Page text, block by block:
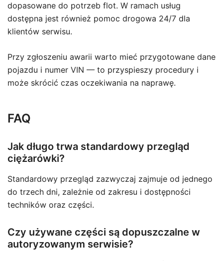
dopasowane do potrzeb flot. W ramach usług
dostępna jest również pomoc drogowa 24/7 dla
klientów serwisu.
Przy zgłoszeniu awarii warto mieć przygotowane dane
pojazdu i numer VIN — to przyspieszy procedury i
może skrócić czas oczekiwania na naprawę.
FAQ
Jak długo trwa standardowy przegląd
ciężarówki?
Standardowy przegląd zazwyczaj zajmuje od jednego
do trzech dni, zależnie od zakresu i dostępności
techników oraz części.
Czy używane części są dopuszczalne w
autoryzowanym serwisie?